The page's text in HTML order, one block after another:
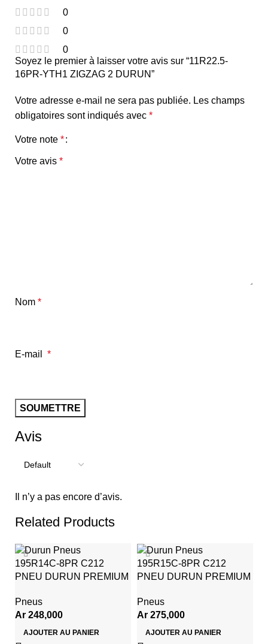
0
0
0
Avis
Il n’y a pas encore d’avis.
Soyez le premier à laisser votre avis sur “11R22.5-
16PR-YTH1 ZIGZAG 2 DURUN”
Votre adresse e-mail ne sera pas publiée. Les champs
obligatoires sont indiqués avec *
Votre note *
Votre avis *
Nom *
E-mail *
Related Products
195R14C-8PR C212
PNEU DURUN PREMIUM
Pneus
Ar 248,000
AJOUTER AU PANIER
195R15C-8PR C212
PNEU DURUN PREMIUM
Pneus
Ar 275,000
AJOUTER AU PANIER